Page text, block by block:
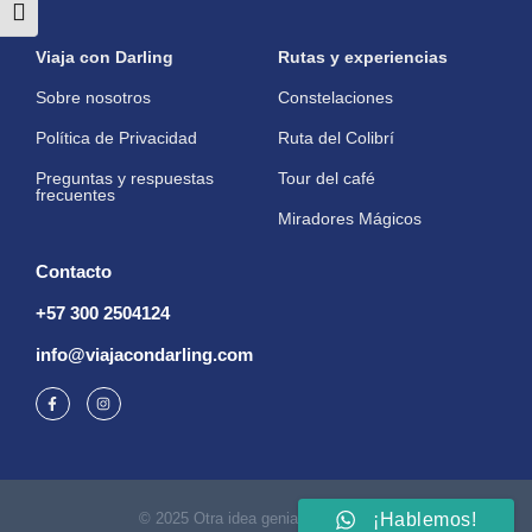
Toggle Font size
Viaja con Darling
Sobre nosotros
Política de Privacidad
Preguntas y respuestas
frecuentes
Rutas y experiencias
Constelaciones
Ruta del Colibrí
Tour del café
Miradores Mágicos
Contacto
+57 300 2504124
info@viajacondarling.com
© 2025 Otra idea genial de COMYTE¡Hablemos!